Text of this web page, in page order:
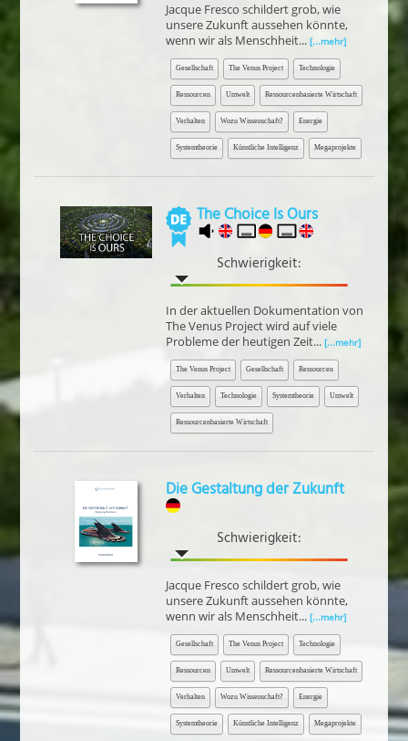
Jacque Fresco schildert grob, wie
unsere Zukunft aussehen könnte,
wenn wir als Menschheit... [...mehr]
Gesellschaft The Venus Project Technologie
Ressourcen Umwelt Ressourcenbasierte Wirtschaft
Verhalten Wozu Wissenschaft? Energie
Systemtheorie Künstliche Intelligenz Megaprojekte
The Choice Is Ours
Schwierigkeit:
In der aktuellen Dokumentation von
The Venus Project wird auf viele
Probleme der heutigen Zeit... [...mehr]
The Venus Project Gesellschaft Ressourcen
Verhalten Technologie Systemtheorie Umwelt
Ressourcenbasierte Wirtschaft
Die Gestaltung der Zukunft
Schwierigkeit:
Jacque Fresco schildert grob, wie
unsere Zukunft aussehen könnte,
wenn wir als Menschheit... [...mehr]
Gesellschaft The Venus Project Technologie
Ressourcen Umwelt Ressourcenbasierte Wirtschaft
Verhalten Wozu Wissenschaft? Energie
Systemtheorie Künstliche Intelligenz Megaprojekte